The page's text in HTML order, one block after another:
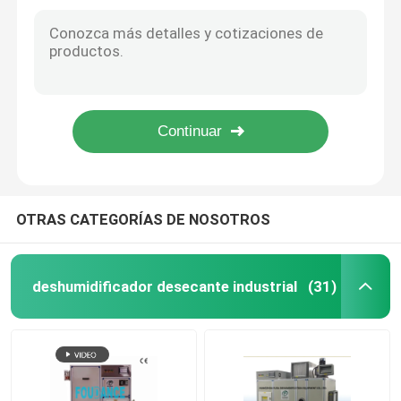
equipo de deshumedecimiento
sistemas industriales de la deshumidificación
deshumidificador solo del soporte
OTRAS CATEGORÍAS DE NOSOTROS
deshumidificador desecante industrial (31)